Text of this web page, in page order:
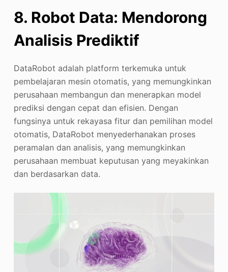
8. Robot Data: Mendorong
Analisis Prediktif
DataRobot adalah platform terkemuka untuk
pembelajaran mesin otomatis, yang memungkinkan
perusahaan membangun dan menerapkan model
prediksi dengan cepat dan efisien. Dengan
fungsinya untuk rekayasa fitur dan pemilihan model
otomatis, DataRobot menyederhanakan proses
peramalan dan analisis, yang memungkinkan
perusahaan membuat keputusan yang meyakinkan
dan berdasarkan data.